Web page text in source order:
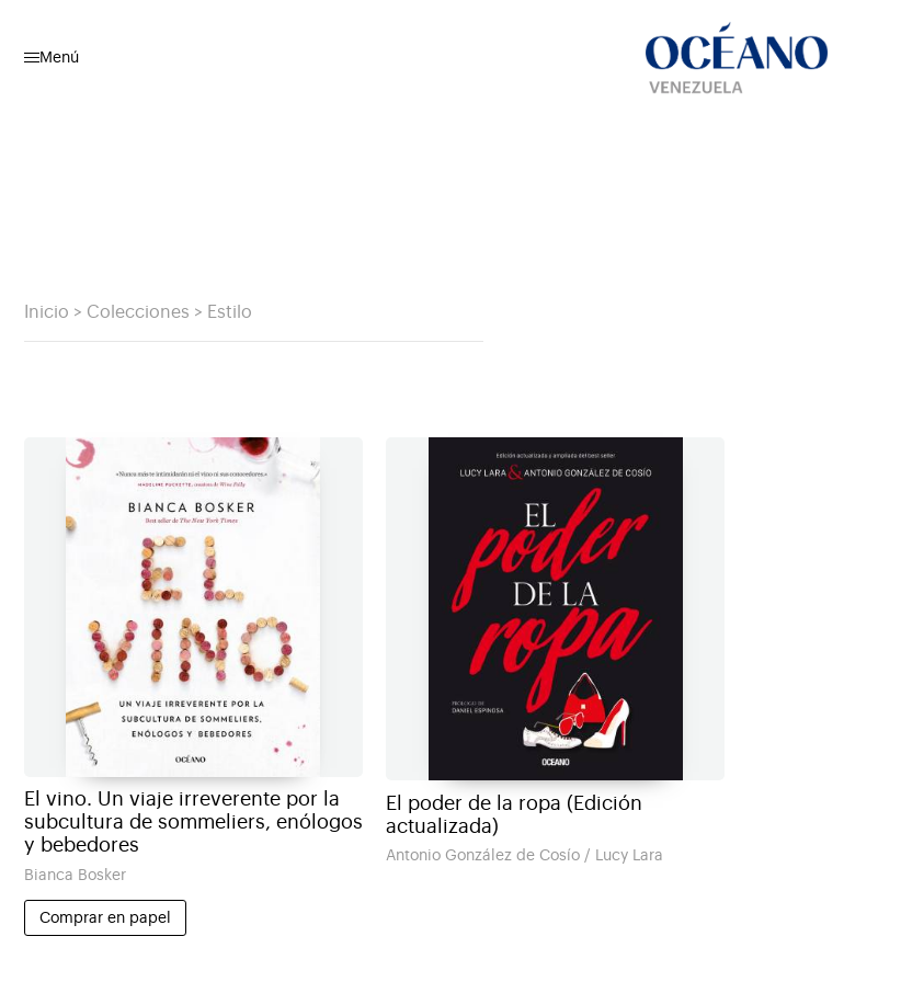
Menú
Inicio > Colecciones > Estilo
El vino. Un viaje irreverente por la
subcultura de sommeliers, enólogos
y bebedores
Bianca Bosker
Comprar en papel
El poder de la ropa (Edición
actualizada)
Antonio González de Cosío / Lucy Lara